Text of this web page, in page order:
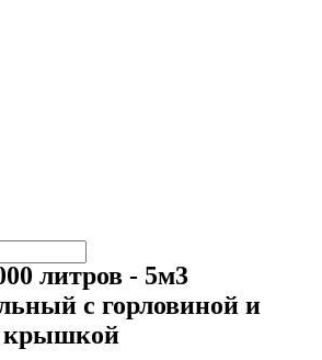
литров - 5м3
с горловиной и
крышкой